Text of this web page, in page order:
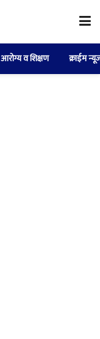
आरोग्य व शिक्षण क्राईम